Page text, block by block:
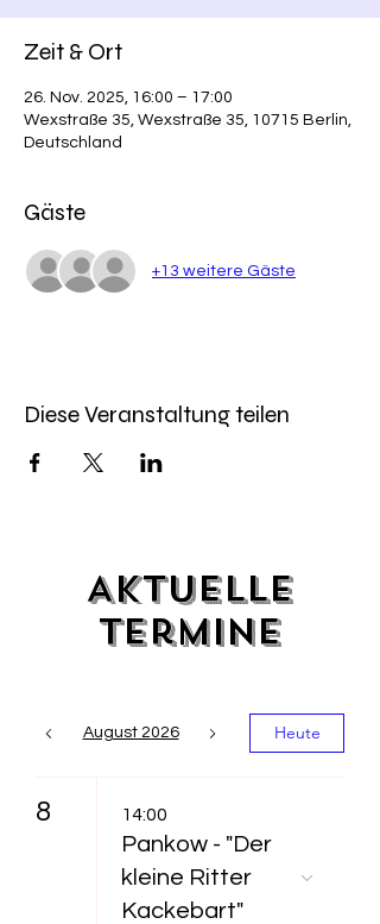
Zeit & Ort
26. Nov. 2025, 16:00 – 17:00
Wexstraße 35, Wexstraße 35, 10715 Berlin,
Deutschland
Gäste
+13 weitere Gäste
Diese Veranstaltung teilen
Aktuelle
Termine
August 2026 Heute
8 14:00
Pankow - "Der
kleine Ritter
Kackebart"